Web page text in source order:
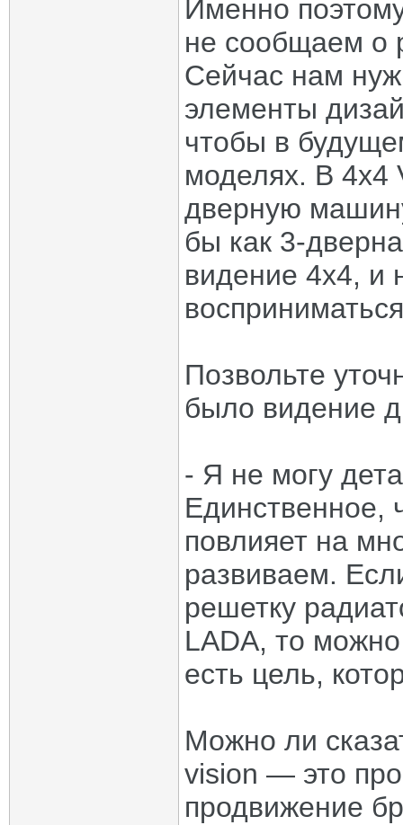
Именно
не сообщаем о
Сейчас нам
элементы
чтобы в
моделях. В 4x4
дверную
бы как 3-
видение 4х4, и
Позвольте
было видение
- Я не могу
Единственное,
повлияет на
развиваем.
решетку
LADA, то
есть цель,
Можно ли
vision — это
продвижение